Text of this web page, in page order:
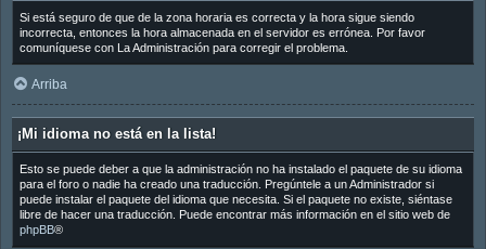
Si está seguro de que de la zona horaria es correcta y la hora sigue siendo
incorrecta, entonces la hora almacenada en el servidor es errónea. Por favor
comuníquese con La Administración para corregir el problema.
Arriba
¡Mi idioma no está en la lista!
Esto se puede deber a que la administración no ha instalado el paquete de su idioma
para el foro o nadie ha creado una traducción. Pregúntele a un Administrador si
puede instalar el paquete del idioma que necesita. Si el paquete no existe, siéntase
libre de hacer una traducción. Puede encontrar más información en el sitio web de
phpBB®